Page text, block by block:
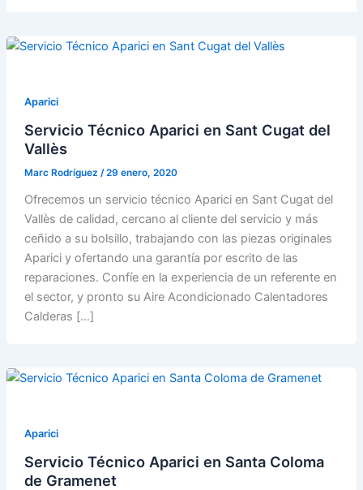
Aparici
Servicio Técnico Aparici en Sant Cugat del
Vallès
Marc Rodríguez /29 enero, 2020
Ofrecemos un servicio técnico Aparici en Sant Cugat del
Vallès de calidad, cercano al cliente del servicio y más
ceñido a su bolsillo, trabajando con las piezas originales
Aparici y ofertando una garantía por escrito de las
reparaciones. Confíe en la experiencia de un referente en
el sector, y pronto su Aire Acondicionado Calentadores
Calderas […]
Aparici
Servicio Técnico Aparici en Santa Coloma
de Gramenet